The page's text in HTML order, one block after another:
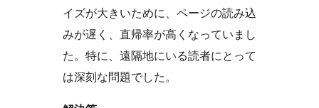
イズが大きいために、ページの読み込
みが遅く、直帰率が高くなっていまし
た。特に、遠隔地にいる読者にとって
は深刻な問題でした。